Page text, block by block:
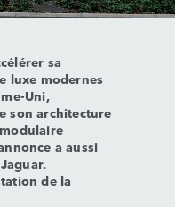
sa
luxe modernes
Uni,
son architecture
a aussi
de la